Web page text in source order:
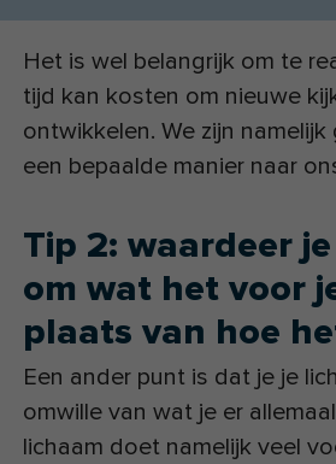
Het is wel belangrijk om te
tijd kan kosten om nieuwe
ontwikkelen. We zijn
een bepaalde manier naar
Tip 2: waardeer
om wat het voor
plaats van hoe
Een ander punt is dat je je
omwille van wat je er
lichaam doet namelijk veel